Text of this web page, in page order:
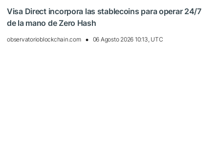
Visa Direct incorpora las stablecoins para operar 24/7
de la mano de Zero Hash
observatorioblockchain.com 06 Agosto 2026 10:13, UTC